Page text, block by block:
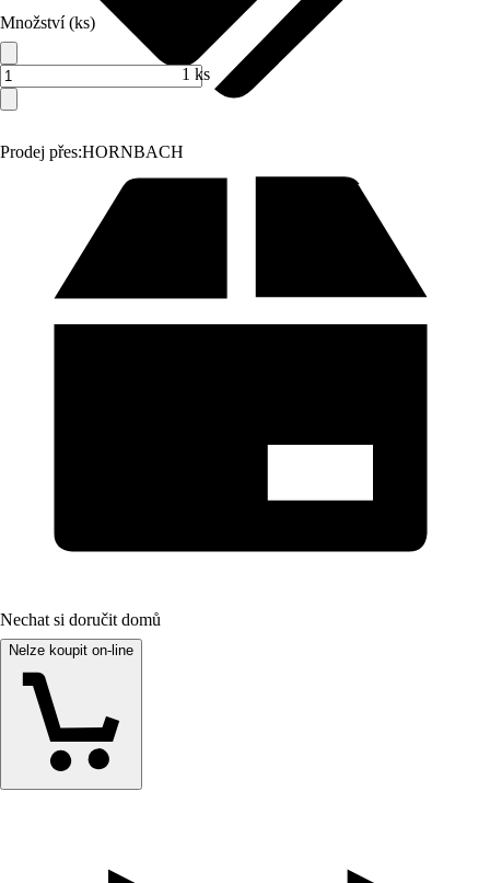
Prodej přes:HORNBACH
Množství (ks)
1 ks
Nechat si doručit domů
Nelze koupit on-line